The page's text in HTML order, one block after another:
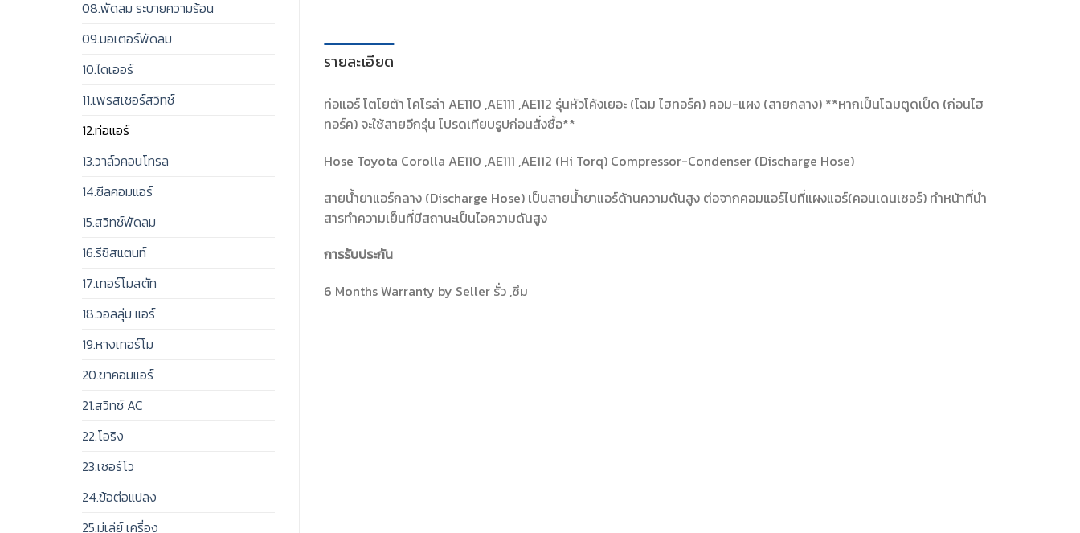
08.พัดลม ระบายความร้อน
09.มอเตอร์พัดลม
10.ไดเออร์
11.เพรสเชอร์สวิทช์
12.ท่อแอร์
13.วาล์วคอนโทรล
14.ซีลคอมแอร์
15.สวิทช์พัดลม
16.รีซิสแตนท์
17.เทอร์โมสตัท
18.วอลลุ่ม แอร์
19.หางเทอร์โม
20.ขาคอมแอร์
21.สวิทช์ AC
22.โอริง
23.เซอร์โว
24.ข้อต่อแปลง
25.มู่เล่ย์ เครื่อง
รายละเอียด
ท่อแอร์ โตโยต้า โคโรล่า AE110 ,AE111 ,AE112 รุ่นหัวโค้งเยอะ (โฉม ไฮทอร์ค) คอม-แผง (สายกลาง) **หากเป็นโฉมตูดเป็ด (ก่อนไฮ
ทอร์ค) จะใช้สายอีกรุ่น โปรดเทียบรูปก่อนสั่งซื้อ**
Hose Toyota Corolla AE110 ,AE111 ,AE112 (Hi Torq) Compressor-Condenser (Discharge Hose)
สายน้ำยาแอร์กลาง (Discharge Hose) เป็นสายน้ำยาแอร์ด้านความดันสูง ต่อจากคอมแอร์ไปที่แผงแอร์(คอนเดนเซอร์) ทำหน้าที่นำ
สารทำความเย็นที่มีสถานะเป็นไอความดันสูง
การรับประกัน
6 Months Warranty by Seller รั่ว ,ซึม